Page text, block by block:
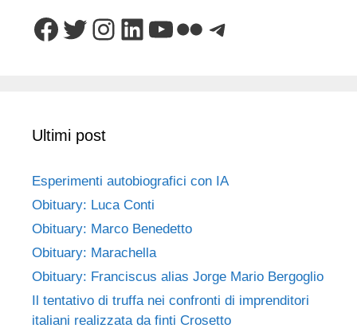
Facebook
Twitter
Instagram
LinkedIn
YouTube
FlickrTelegram
Ultimi post
Esperimenti autobiografici con IA
Obituary: Luca Conti
Obituary: Marco Benedetto
Obituary: Marachella
Obituary: Franciscus alias Jorge Mario Bergoglio
Il tentativo di truffa nei confronti di imprenditori
italiani realizzata da finti Crosetto